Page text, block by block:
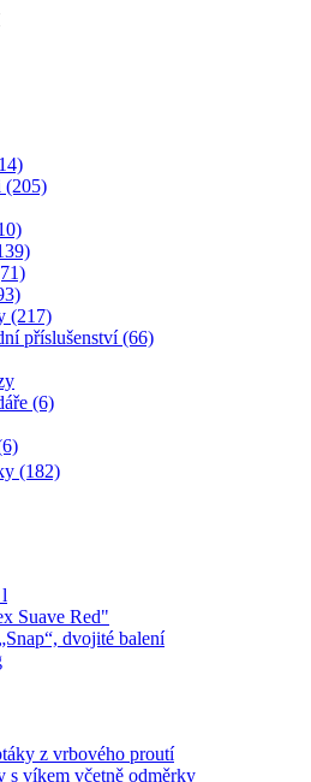
(205)
(217)
příslušenství (66)
(6)
(182)
Suave Red"
dvojité balení
z vrbového proutí
s víkem včetně odměrky